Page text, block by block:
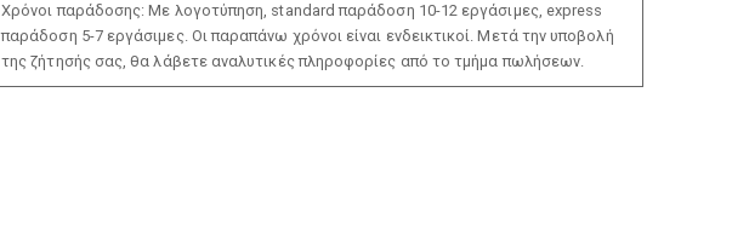
Χρόνοι παράδοσης: Με λογοτύπηση, standard παράδοση 10-12 εργάσιμες, express
παράδοση 5-7 εργάσιμες. Οι παραπάνω χρόνοι είναι ενδεικτικοί. Μετά την υποβολή
της ζήτησής σας, θα λάβετε αναλυτικές πληροφορίες από το τμήμα πωλήσεων.